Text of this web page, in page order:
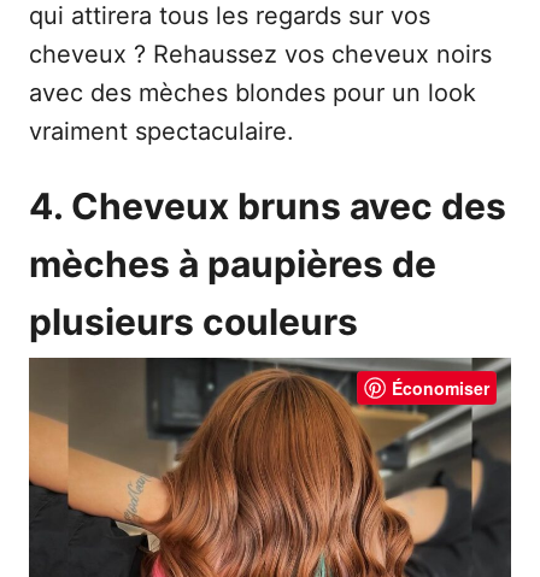
qui attirera tous les regards sur vos
cheveux ? Rehaussez vos cheveux noirs
avec des mèches blondes pour un look
vraiment spectaculaire.
4. Cheveux bruns avec des
mèches à paupières de
plusieurs couleurs
Économiser